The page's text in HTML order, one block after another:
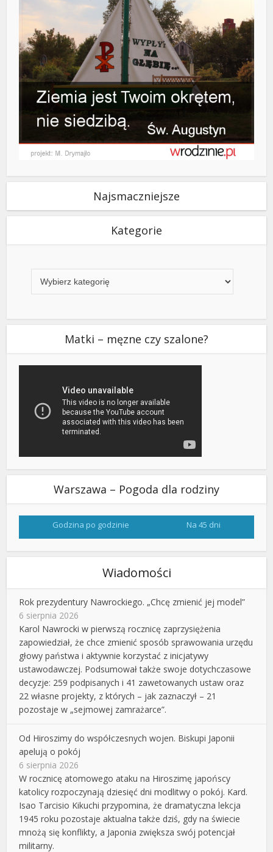
Najsmaczniejsze
Kategorie
Matki – męzne czy szalone?
Warszawa – Pogoda dla rodziny
Godzina po godzinie Na 45 dni
Wiadomości
Rok prezydentury Nawrockiego. „Chcę zmienić jej model”
6 sierpnia 2026
Karol Nawrocki w pierwszą rocznicę zaprzysiężenia
zapowiedział, że chce zmienić sposób sprawowania urzędu
głowy państwa i aktywnie korzystać z inicjatywy
ustawodawczej. Podsumował także swoje dotychczasowe
decyzje: 259 podpisanych i 41 zawetowanych ustaw oraz
22 własne projekty, z których – jak zaznaczył – 21
pozostaje w „sejmowej zamrażarce”.
Od Hiroszimy do współczesnych wojen. Biskupi Japonii
apelują o pokój
6 sierpnia 2026
W rocznicę atomowego ataku na Hiroszimę japońscy
katolicy rozpoczynają dziesięć dni modlitwy o pokój. Kard.
Isao Tarcisio Kikuchi przypomina, że dramatyczna lekcja
1945 roku pozostaje aktualna także dziś, gdy na świecie
mnożą się konflikty, a Japonia zwiększa swój potencjał
militarny.